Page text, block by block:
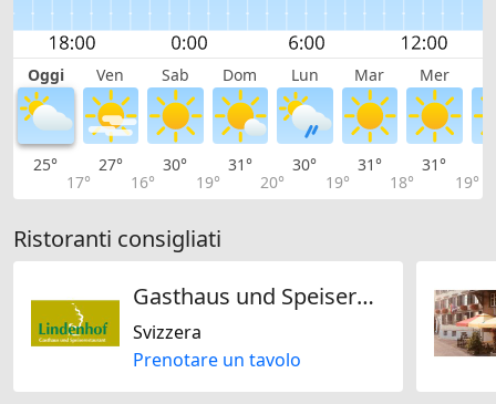
Oggi Ven Sab Dom Lun Mar Mer
25°
17°
27°
16°
30°
19°
31°
20°
30°
19°
31°
18°
31°
19°
Ristoranti consigliati
Gasthaus und Speiserestaurant Lindenhof
Svizzera
Prenotare un tavolo